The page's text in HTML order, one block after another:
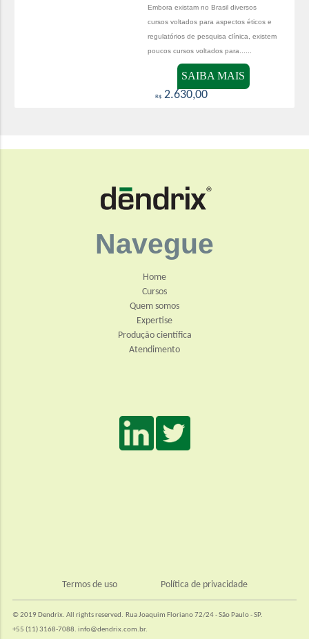
Embora existam no Brasil diversos
cursos voltados para aspectos éticos e
regulatórios de pesquisa clínica, existem
poucos cursos voltados para......
SAIBA MAIS
R$ 2.630,00
Navegue
Home
Cursos
Quem somos
Expertise
Produção científica
Atendimento
Termos de uso Política de privacidade
© 2019 Dendrix. All rights reserved. Rua Joaquim Floriano 72/24 - São Paulo - SP.
+55 (11) 3168-7088. info@dendrix.com.br.